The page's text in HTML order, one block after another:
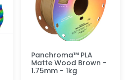
Panchroma™ PLA
Matte Wood Brown -
1.75mm - 1kg